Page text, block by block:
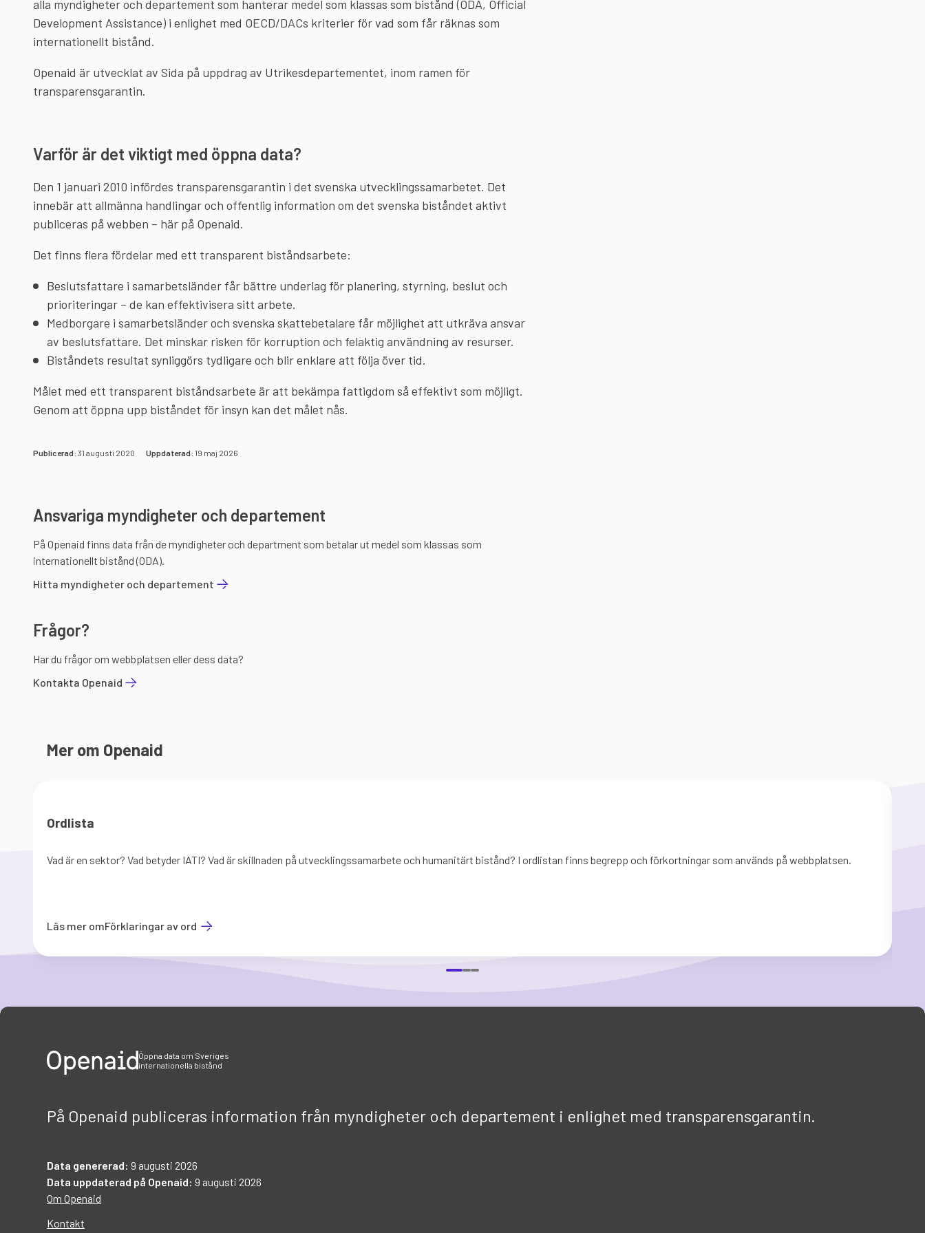
alla myndigheter och departement som hanterar medel som klassas som bistånd (ODA, Official
Development Assistance) i enlighet med OECD/DACs kriterier för vad som får räknas som
internationellt bistånd.
Openaid är utvecklat av Sida på uppdrag av Utrikesdepartementet, inom ramen för
transparensgarantin.
Varför är det viktigt med öppna data?
Den 1 januari 2010 infördes transparensgarantin i det svenska utvecklingssamarbetet. Det
innebär att allmänna handlingar och offentlig information om det svenska biståndet aktivt
publiceras på webben – här på Openaid.
Det finns flera fördelar med ett transparent biståndsarbete:
Beslutsfattare i samarbetsländer får bättre underlag för planering, styrning, beslut och
prioriteringar – de kan effektivisera sitt arbete.
Medborgare i samarbetsländer och svenska skattebetalare får möjlighet att utkräva ansvar
av beslutsfattare. Det minskar risken för korruption och felaktig användning av resurser.
Biståndets resultat synliggörs tydligare och blir enklare att följa över tid.
Målet med ett transparent biståndsarbete är att bekämpa fattigdom så effektivt som möjligt.
Genom att öppna upp biståndet för insyn kan det målet nås.
Publicerad: 31 augusti 2020 Uppdaterad: 19 maj 2026
Ansvariga myndigheter och departement
På Openaid finns data från de myndigheter och department som betalar ut medel som klassas som
internationellt bistånd (ODA).
Hitta myndigheter och departement
Frågor?
Har du frågor om webbplatsen eller dess data?
Kontakta Openaid
Mer om Openaid
Ordlista
Vad är en sektor? Vad betyder IATI? Vad är skillnaden på utvecklingssamarbete och humanitärt bistånd? I ordlistan finns begrepp och förkortningar som används på webbplatsen.
Läs mer omFörklaringar av ord
Öppna data om Sveriges
internationella bistånd
På Openaid publiceras information från myndigheter och departement i enlighet med transparensgarantin.
Data genererad: 9 augusti 2026
Data uppdaterad på Openaid: 9 augusti 2026
Om Openaid
Kontakt